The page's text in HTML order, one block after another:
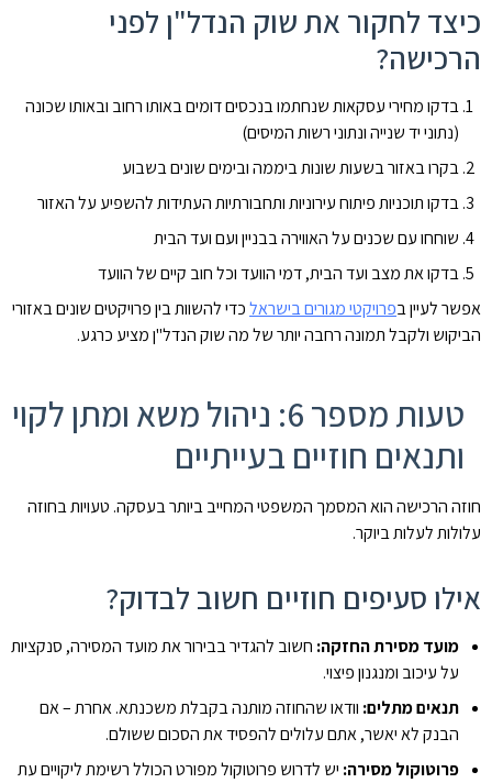
כיצד לחקור את שוק הנדל"ן לפני
הרכישה?
בדקו מחירי עסקאות שנחתמו בנכסים דומים באותו רחוב ובאותו שכונה
(נתוני יד שנייה ונתוני רשות המיסים)
בקרו באזור בשעות שונות ביממה ובימים שונים בשבוע
בדקו תוכניות פיתוח עירוניות ותחבורתיות העתידות להשפיע על האזור
שוחחו עם שכנים על האווירה בבניין ועם ועד הבית
בדקו את מצב ועד הבית, דמי הוועד וכל חוב קיים של הוועד
אפשר לעיין בפרויקטי מגורים בישראלכדי להשוות בין פרויקטים שונים באזורי
הביקוש ולקבל תמונה רחבה יותר של מה שוק הנדל"ן מציע כרגע.
טעות מספר 6: ניהול משא ומתן לקוי
ותנאים חוזיים בעייתיים
חוזה הרכישה הוא המסמך המשפטי המחייב ביותר בעסקה. טעויות בחוזה
עלולות לעלות ביוקר.
אילו סעיפים חוזיים חשוב לבדוק?
מועד מסירת החזקה: חשוב להגדיר בבירור את מועד המסירה, סנקציות
על עיכוב ומנגנון פיצוי.
תנאים מתלים: וודאו שהחוזה מותנה בקבלת משכנתא. אחרת – אם
הבנק לא יאשר, אתם עלולים להפסיד את הסכום ששולם.
פרוטוקול מסירה: יש לדרוש פרוטוקול מפורט הכולל רשימת ליקויים עת